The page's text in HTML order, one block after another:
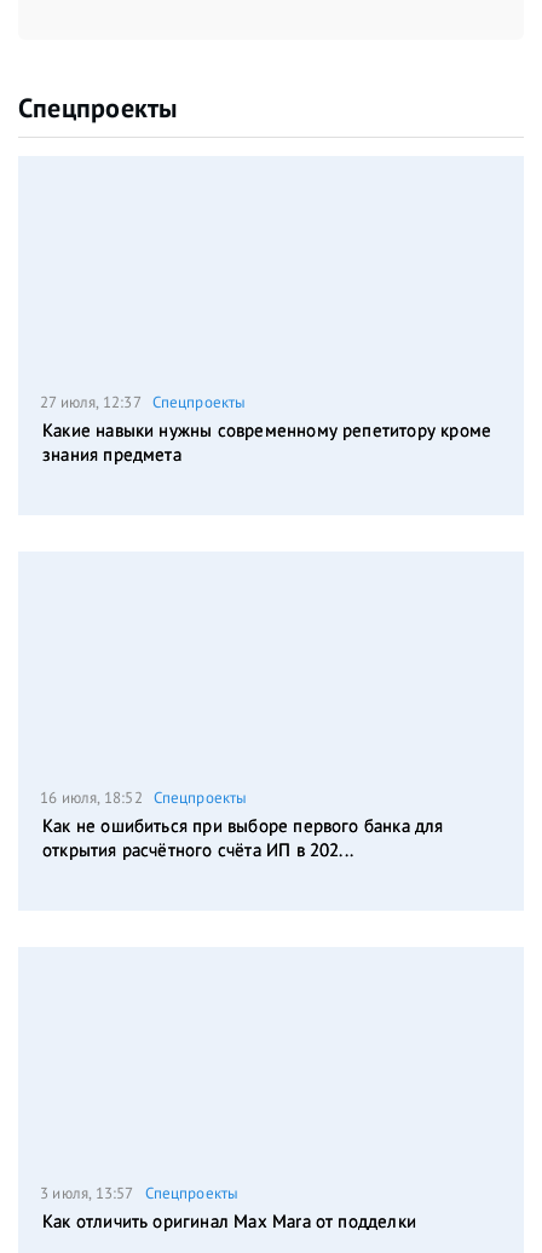
Спецпроекты
27 июля, 12:37 Спецпроекты
Какие навыки нужны современному репетитору кроме
знания предмета
16 июля, 18:52 Спецпроекты
Как не ошибиться при выборе первого банка для
открытия расчётного счёта ИП в 202...
3 июля, 13:57 Спецпроекты
Как отличить оригинал Max Mara от подделки